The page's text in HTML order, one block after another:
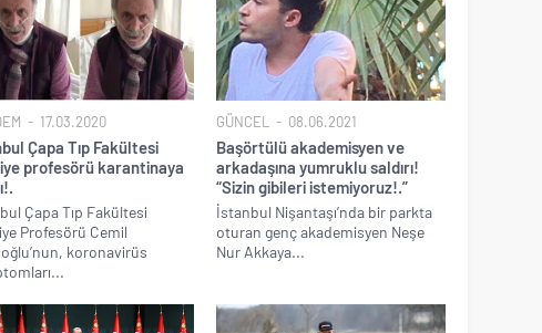
17.03.2020
Çapa Tıp Fakültesi
profesörü karantinaya
Çapa Tıp Fakültesi
Profesörü Cemil
koronavirüs
GÜNCEL 08.06.2021
Başörtülü akademisyen ve
arkadaşına yumruklu saldırı!
“Sizin gibileri istemiyoruz!.”
İstanbul Nişantaşı’nda bir parkta
oturan genç akademisyen Neşe
Nur Akkaya...